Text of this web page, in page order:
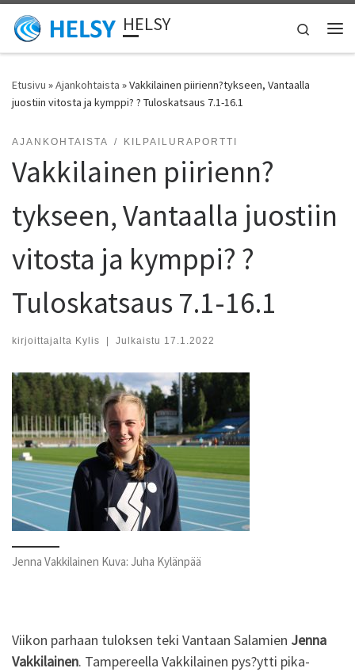
Skip to content HELSY
Search
Etusivu »Ajankohtaista »Vakkilainen piirienn?tykseen, Vantaalla
juostiin vitosta ja kymppi? ? Tuloskatsaus 7.1-16.1
AJANKOHTAISTA KILPAILURAPORTTI
Vakkilainen piirienn?
tykseen, Vantaalla juostiin
vitosta ja kymppi? ?
Tuloskatsaus 7.1-16.1
kirjoittajalta Kylis | Julkaistu 17.1.2022
Jenna Vakkilainen Kuva: Juha Kylänpää
Viikon parhaan tuloksen teki Vantaan Salamien Jenna
Vakkilainen. Tampereella Vakkilainen pys?ytti pika-